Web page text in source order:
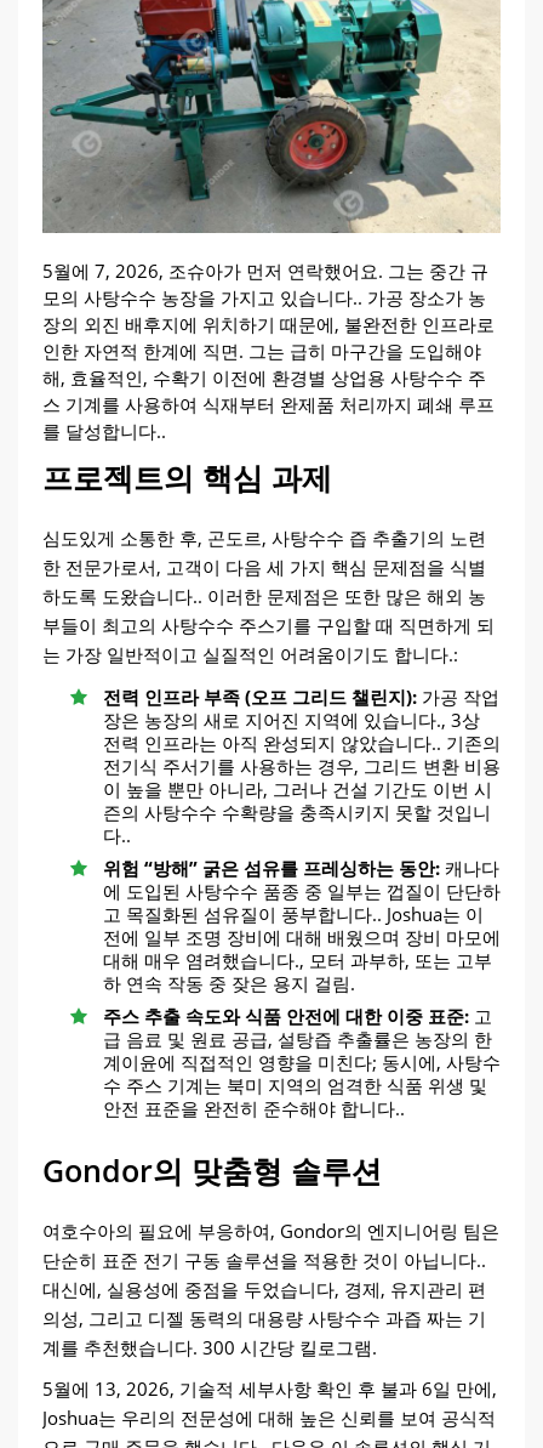
5월에 7, 2026, 조슈아가 먼저 연락했어요. 그는 중간 규
모의 사탕수수 농장을 가지고 있습니다.. 가공 장소가 농
장의 외진 배후지에 위치하기 때문에, 불완전한 인프라로
인한 자연적 한계에 직면. 그는 급히 마구간을 도입해야
해, 효율적인, 수확기 이전에 환경별 상업용 사탕수수 주
스 기계를 사용하여 식재부터 완제품 처리까지 폐쇄 루프
를 달성합니다..
프로젝트의 핵심 과제
심도있게 소통한 후, 곤도르, 사탕수수 즙 추출기의 노련
한 전문가로서, 고객이 다음 세 가지 핵심 문제점을 식별
하도록 도왔습니다.. 이러한 문제점은 또한 많은 해외 ​​농
부들이 최고의 사탕수수 주스기를 구입할 때 직면하게 되
는 가장 일반적이고 실질적인 어려움이기도 합니다.:
전력 인프라 부족 (오프 그리드 챌린지): 가공 작업
장은 농장의 새로 지어진 지역에 있습니다., 3상
전력 인프라는 아직 완성되지 않았습니다.. 기존의
전기식 주서기를 사용하는 경우, 그리드 변환 비용
이 높을 뿐만 아니라, 그러나 건설 기간도 이번 시
즌의 사탕수수 수확량을 충족시키지 못할 것입니
다..
위험 “방해” 굵은 섬유를 프레싱하는 동안: 캐나다
에 도입된 사탕수수 품종 중 일부는 껍질이 단단하
고 목질화된 섬유질이 풍부합니다.. Joshua는 이
전에 일부 조명 장비에 대해 배웠으며 장비 마모에
대해 매우 염려했습니다., 모터 과부하, 또는 고부
하 연속 작동 중 잦은 용지 걸림.
주스 추출 속도와 식품 안전에 대한 이중 표준: 고
급 음료 및 원료 공급, 설탕즙 추출률은 농장의 한
계이윤에 직접적인 영향을 미친다; 동시에, 사탕수
수 주스 기계는 북미 지역의 엄격한 식품 위생 및
안전 표준을 완전히 준수해야 합니다..
Gondor의 맞춤형 솔루션
여호수아의 필요에 부응하여, Gondor의 엔지니어링 팀은
단순히 표준 전기 구동 솔루션을 적용한 것이 아닙니다..
대신에, 실용성에 중점을 두었습니다, 경제, 유지관리 편
의성, 그리고 디젤 동력의 대용량 사탕수수 과즙 짜는 기
계를 추천했습니다. 300 시간당 킬로그램.
5월에 13, 2026, 기술적 세부사항 확인 후 불과 6일 만에,
Joshua는 우리의 전문성에 대해 높은 신뢰를 보여 공식적